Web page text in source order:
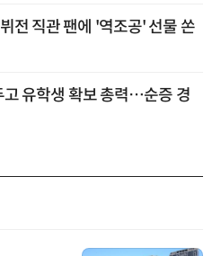
전 직관 팬에 '역조공' 선물 쏜
고 유학생 확보 총력…순증 경